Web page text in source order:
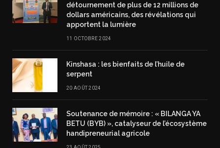
détournement de plus de 12 millions de
dollars américains, des révélations qui
apportent la lumière
11 OCTOBRE 2024
Kinshasa : les bienfaits de l’huile de
serpent
20 AOÛT 2024
Soutenance de mémoire : « BILANGA YA
BETU (BYB) », catalyseur de l’écosystème
handipreneurial agricole